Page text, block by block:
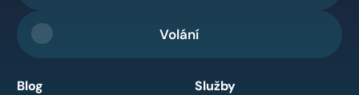
Volání
Blog
Služby